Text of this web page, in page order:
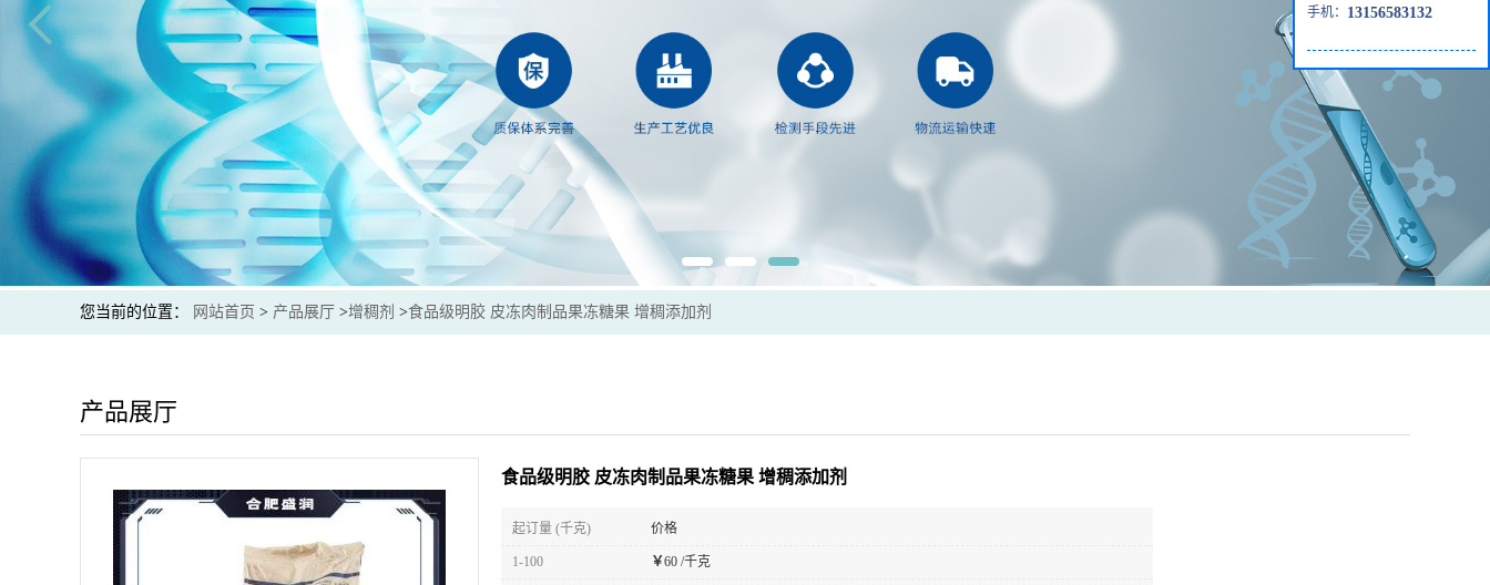
您当前的位置： 网站首页 > 产品展厅 >增稠剂 >食品级明胶 皮冻肉制品果冻糖果 增稠添加剂
产品展厅
食品级明胶 皮冻肉制品果冻糖果 增稠添加剂
起订量 (千克) 价格
1-100 ￥60 /千克
手机： 13156583132